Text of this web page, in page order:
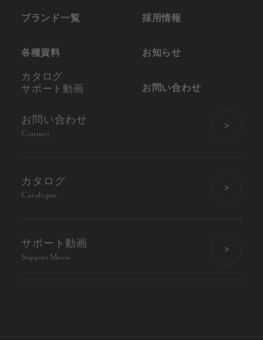
ブランド一覧
各種資料
カタログ
サポート動画
採用情報
お知らせ
お問い合わせ
お問い合わせ
Contact
カタログ
Catalogue
サポート動画
Support Movie